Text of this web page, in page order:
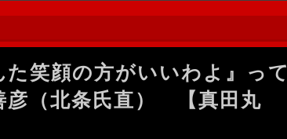
た笑顔の方がいいわよ』って
彦（北条氏直） 【真田丸